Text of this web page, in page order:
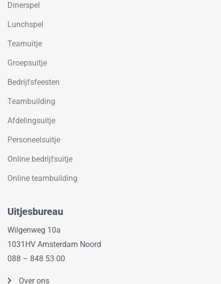
Dinerspel
Lunchspel
Teamuitje
Groepsuitje
Bedrijfsfeesten
Teambuilding
Afdelingsuitje
Personeelsuitje
Online bedrijfsuitje
Online teambuilding
Uitjesbureau
Wilgenweg 10a
1031HV Amsterdam Noord
088 – 848 53 00
Over ons